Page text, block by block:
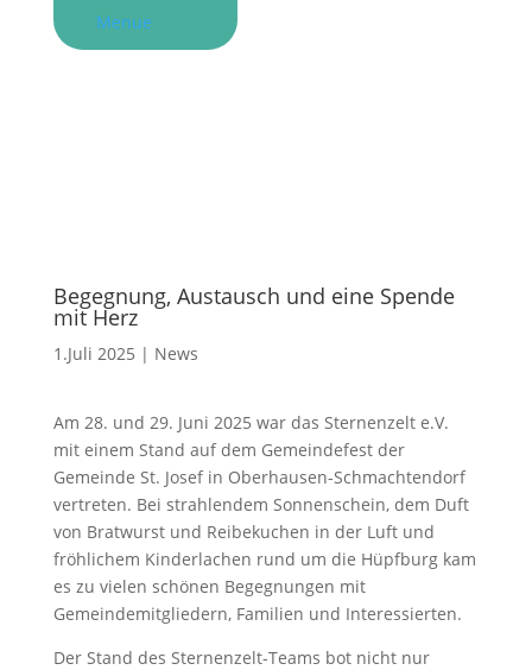
Menue
Begegnung, Austausch und eine Spende
mit Herz
1.Juli 2025 | News
Am 28. und 29. Juni 2025 war das Sternenzelt e.V.
mit einem Stand auf dem Gemeindefest der
Gemeinde St. Josef in Oberhausen-Schmachtendorf
vertreten. Bei strahlendem Sonnenschein, dem Duft
von Bratwurst und Reibekuchen in der Luft und
fröhlichem Kinderlachen rund um die Hüpfburg kam
es zu vielen schönen Begegnungen mit
Gemeindemitgliedern, Familien und Interessierten.
Der Stand des Sternenzelt-Teams bot nicht nur